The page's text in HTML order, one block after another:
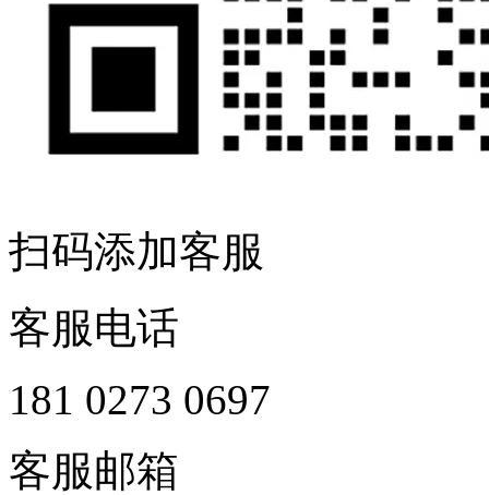
扫码添加客服
客服电话
181 0273 0697
客服邮箱